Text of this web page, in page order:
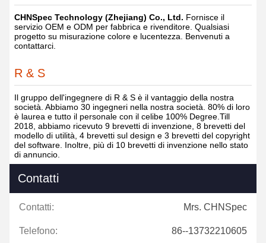
CHNSpec Technology (Zhejiang) Co., Ltd. Fornisce il
servizio OEM e ODM per fabbrica e rivenditore. Qualsiasi
progetto su misurazione colore e lucentezza. Benvenuti a
contattarci.
R & S
Il gruppo dell'ingegnere di R & S è il vantaggio della nostra
società. Abbiamo 30 ingegneri nella nostra società. 80% di loro
è laurea e tutto il personale con il celibe 100% Degree.Till
2018, abbiamo ricevuto 9 brevetti di invenzione, 8 brevetti del
modello di utilità, 4 brevetti sul design e 3 brevetti del copyright
del software. Inoltre, più di 10 brevetti di invenzione nello stato
di annuncio.
Contatti
Contatti: Mrs. CHNSpec
Telefono: 86--13732210605